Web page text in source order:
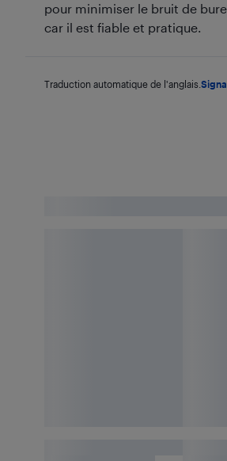
pour minimiser le bruit de
car il est fiable et pratique.
Traduction automatique de l'anglais.